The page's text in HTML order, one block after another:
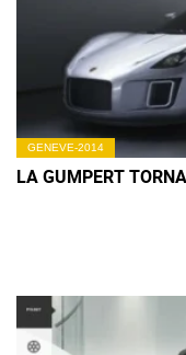
GENEVE-2014
LA GUMPERT